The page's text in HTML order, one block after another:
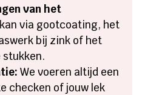
van het
via gootcoating, het
bij zink of het
We voeren altijd een
checken of jouw lek